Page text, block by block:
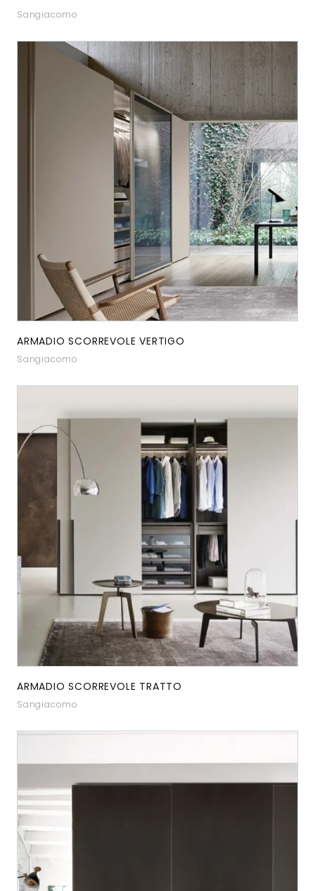
Sangiacomo
ARMADIO SCORREVOLE VERTIGO
Sangiacomo
ARMADIO SCORREVOLE TRATTO
Sangiacomo